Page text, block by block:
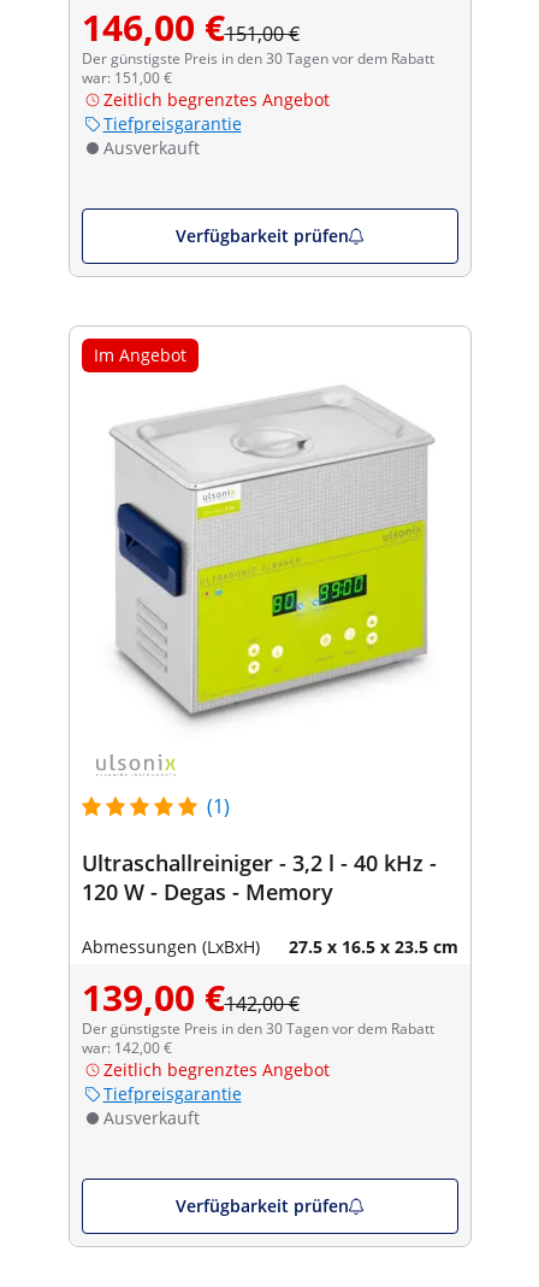
146,00 €151,00 €
Der günstigste Preis in den 30 Tagen vor dem Rabatt
war: 151,00 €
Zeitlich begrenztes Angebot
Tiefpreisgarantie
Ausverkauft
Verfügbarkeit prüfen
Im Angebot
(1)
Ultraschallreiniger - 3,2 l - 40 kHz -
120 W - Degas - Memory
Abmessungen (LxBxH) 27.5 x 16.5 x 23.5 cm
139,00 €142,00 €
Der günstigste Preis in den 30 Tagen vor dem Rabatt
war: 142,00 €
Zeitlich begrenztes Angebot
Tiefpreisgarantie
Ausverkauft
Verfügbarkeit prüfen